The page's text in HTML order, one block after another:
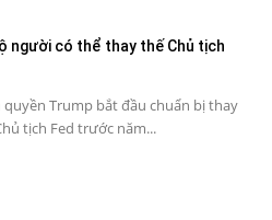
người có thể thay thế Chủ tịch
quyền Trump bắt đầu chuẩn bị thay
tịch Fed trước năm...